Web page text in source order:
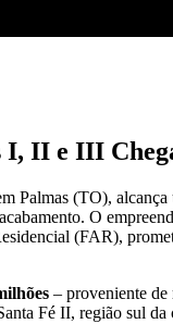
I, II e III
Palmas (TO),
O
(FAR),
– proveniente de
Fé II, região sul